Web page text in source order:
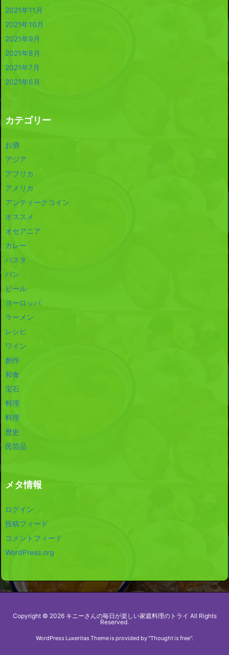
2021年11月
2021年10月
2021年9月
2021年8月
2021年7月
2021年6月
カテゴリー
お酒
アジア
アフリカ
アメリカ
アンティークコイン
オススメ
オセアニア
カレー
パスタ
パン
ビール
ヨーロッパ
ラーメン
レシピ
ワイン
創作
和食
宝石
料理
料理
歴史
民芸品
メタ情報
ログイン
投稿フィード
コメントフィード
WordPress.org
Copyright © 2026 キニーさんの毎日が楽しい家庭料理のトライ All Rights
Reserved.
WordPress Luxeritas Theme is provided by "Thought is free".